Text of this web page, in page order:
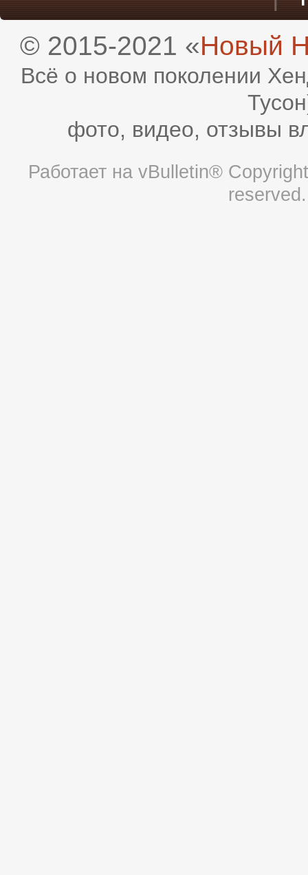
© 2015-2021 «Новый
Всё о новом поколении
фото, видео, отзывы
Работает на vBulletin®